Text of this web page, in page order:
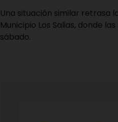
Una situación similar retrasa
Municipio Los Salias, donde
sábado.